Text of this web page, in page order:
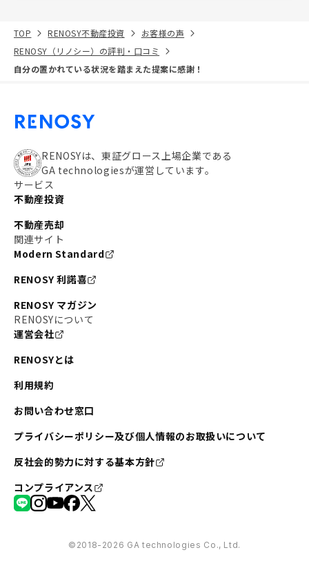
TOP RENOSY不動産投資
お客様の声
RENOSY（リノシー）の評判・口コミ
自分の置かれている状況を踏まえた提案に感謝！
RENOSYは、東証グロース上場企業である
GA technologiesが運営しています。
サービス
不動産投資
不動産売却
関連サイト
Modern Standard
RENOSY 利諾喜
RENOSY マガジン
RENOSYについて
運営会社
RENOSYとは
利用規約
お問い合わせ窓口
プライバシーポリシー及び個人情報のお取扱いについて
反社会的勢力に対する基本方針
コンプライアンス
©︎2018-2026 GA technologies Co., Ltd.